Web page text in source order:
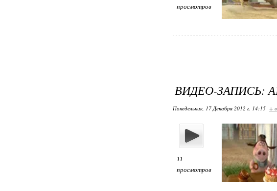
просмотров
ВИДЕО-ЗАПИСЬ:
Понедельник, 17 Декабря 2012 г. 14:15 +
11
просмотров